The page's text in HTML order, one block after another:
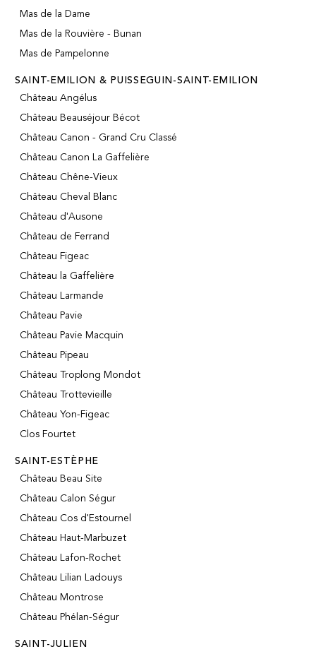
Mas de la Dame
Mas de la Rouvière - Bunan
Mas de Pampelonne
SAINT-EMILION & PUISSEGUIN-SAINT-EMILION
Château Angélus
Château Beauséjour Bécot
Château Canon - Grand Cru Classé
Château Canon La Gaffelière
Château Chêne-Vieux
Château Cheval Blanc
Château d'Ausone
Château de Ferrand
Château Figeac
Château la Gaffelière
Château Larmande
Château Pavie
Château Pavie Macquin
Château Pipeau
Château Troplong Mondot
Château Trottevieille
Château Yon-Figeac
Clos Fourtet
SAINT-ESTÈPHE
Château Beau Site
Château Calon Ségur
Château Cos d'Estournel
Château Haut-Marbuzet
Château Lafon-Rochet
Château Lilian Ladouys
Château Montrose
Château Phélan-Ségur
SAINT-JULIEN